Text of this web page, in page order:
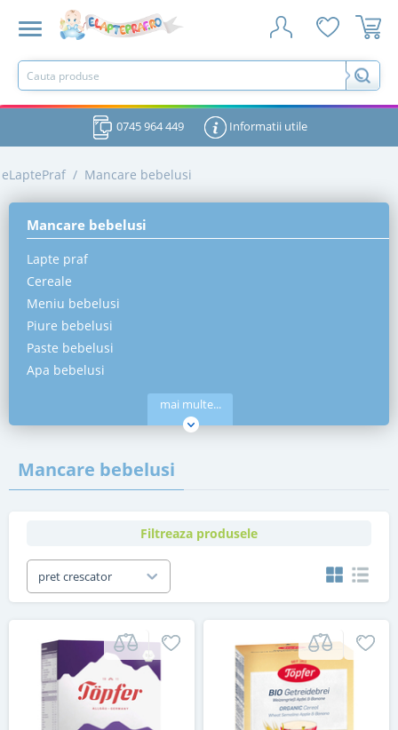
0745 964 449 Informatii utile
eLaptePraf / Mancare bebelusi
Mancare bebelusi
Lapte praf
Cereale
Meniu bebelusi
Piure bebelusi
Paste bebelusi
Apa bebelusi
mai multe...
Mancare bebelusi
Filtreaza produsele
pret crescator